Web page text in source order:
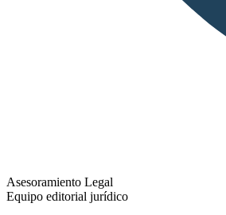
Asesoramiento Legal
Equipo editorial jurídico